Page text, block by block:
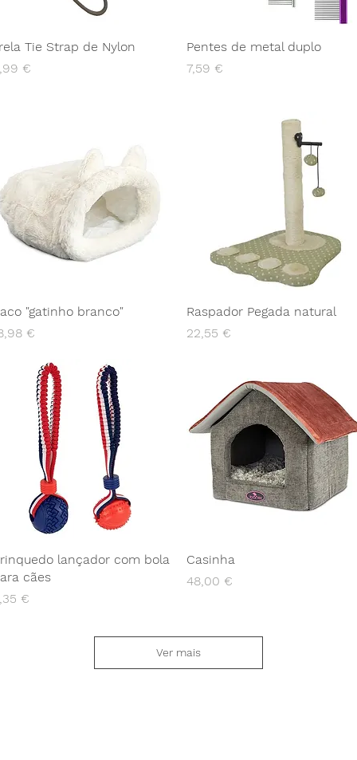
Tie Strap de Nylon
€
Pentes de metal duplo
Preço
7,59 €
"gatinho branco"
€
Raspador Pegada natural
Preço
22,55 €
lançador com bola
cães
€
Casinha
Preço
48,00 €
Ver mais